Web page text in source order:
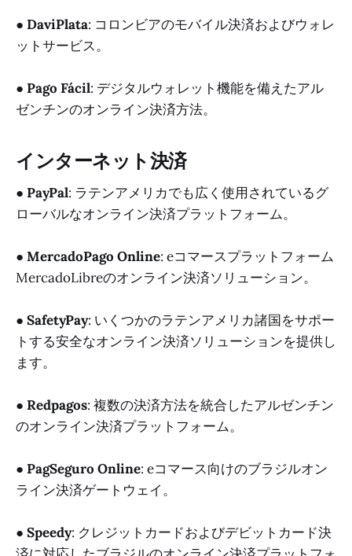
● DaviPlata: コロンビアのモバイル決済およびウォレ
ットサービス。
● Pago Fácil: デジタルウォレット機能を備えたアル
ゼンチンのオンライン決済方法。
インターネット決済
● PayPal: ラテンアメリカでも広く使用されているグ
ローバルなオンライン決済プラットフォーム。
● MercadoPago Online: eコマースプラットフォーム
MercadoLibreのオンライン決済ソリューション。
● SafetyPay: いくつかのラテンアメリカ諸国をサポー
トする安全なオンライン決済ソリューションを提供し
ます。
● Redpagos: 複数の決済方法を統合したアルゼンチン
のオンライン決済プラットフォーム。
● PagSeguro Online: eコマース向けのブラジルオン
ライン決済ゲートウェイ。
● Speedy: クレジットカードおよびデビットカード決